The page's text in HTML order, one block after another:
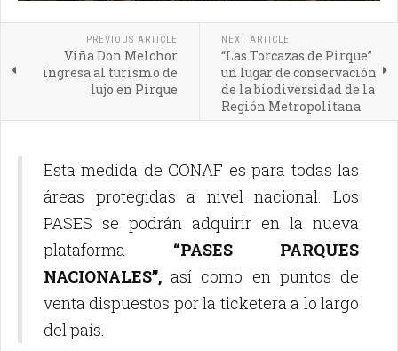
PREVIOUS ARTICLE
Viña Don Melchor
ingresa al turismo de
lujo en Pirque
NEXT ARTICLE
“Las Torcazas de Pirque”
un lugar de conservación
de la biodiversidad de la
Región Metropolitana
Esta medida de CONAF es para todas las
áreas protegidas a nivel nacional. Los
PASES se podrán adquirir en la nueva
plataforma “PASES PARQUES
NACIONALES”, así como en puntos de
venta dispuestos por la ticketera a lo largo
del país.